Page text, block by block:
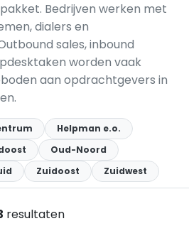
Bedrijven werken met
dialers en
sales, inbound
worden vaak
aan opdrachtgevers in
Helpman e.o.
Oud-Noord
Zuidoost Zuidwest
resultaten